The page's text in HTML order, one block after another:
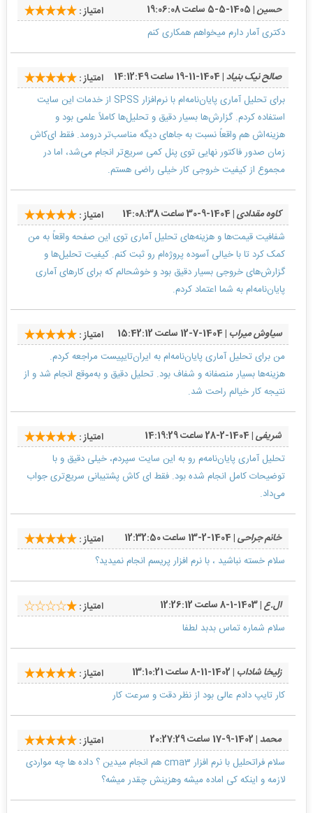
حسین| 1405-5-5 ساعت 19:06:08
امتیاز :
دکتری آمار دارم میخواهم همکاری کنم
صالح نیک بنیاد| 1404-11-19 ساعت 14:12:49
امتیاز :
برای تحلیل آماری پایان‌نامه‌ام با نرم‌افزار SPSS از خدمات این سایت
استفاده کردم. گزارش‌ها بسیار دقیق و تحلیل‌ها کاملاً علمی بود و
هزینه‌اش هم واقعاً نسبت به جاهای دیگه مناسب‌تر درومد. فقط ای‌کاش
زمان صدور فاکتور نهایی توی پنل کمی سریع‌تر انجام می‌شد، اما در
مجموع از کیفیت خروجی کار خیلی راضی هستم.
کاوه مقدادی| 1404-9-30 ساعت 14:08:38
امتیاز :
شفافیت قیمت‌ها و هزینه‌های تحلیل آماری توی این صفحه واقعاً به من
کمک کرد تا با خیالی آسوده پروژه‌ام رو ثبت کنم. کیفیت تحلیل‌ها و
گزارش‌های خروجی بسیار دقیق بود و خوشحالم که برای کارهای آماری
پایان‌نامه‌ام به شما اعتماد کردم.
سیاوش میراب | 1404-7-12 ساعت 15:42:12
امتیاز :
من برای تحلیل آماری پایان‌نامه‌ام به ایران‌تایپیست مراجعه کردم.
هزینه‌ها بسیار منصفانه و شفاف بود. تحلیل دقیق و به‌موقع انجام شد و از
نتیجه کار خیالم راحت شد.
شریفی| 1404-2-28 ساعت 14:19:29
امتیاز :
تحلیل آماری پایان‌نامه‌م رو به این سایت سپردم، خیلی دقیق و با
توضیحات کامل انجام شده بود. فقط ای کاش پشتیبانی سریع‌تری جواب
می‌داد.
خانم جراحی| 1404-2-13 ساعت 12:32:50
امتیاز :
سلام خسته نباشید ، با نرم افزار پریسم انجام نمیدید؟
ال.ع| 1403-1-8 ساعت 12:26:12
امتیاز :
سلام شماره تماس بدبد لطفا
زلیخا شاداب | 1402-11-8 ساعت 13:10:21
امتیاز :
کار تایپ دادم عالی بود از نظر دقت و سرعت کار
محمد| 1402-9-17 ساعت 20:27:29
امتیاز :
سلام فراتحلیل با نرم افزار cma3 هم انجام میدین ؟ داده ها چه مواردی
لازمه و اینکه کی اماده میشه و‌هزینش چقدر میشه؟